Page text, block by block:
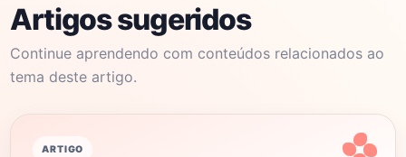
Artigos sugeridos
Continue aprendendo com conteúdos relacionados ao
tema deste artigo.
ARTIGO